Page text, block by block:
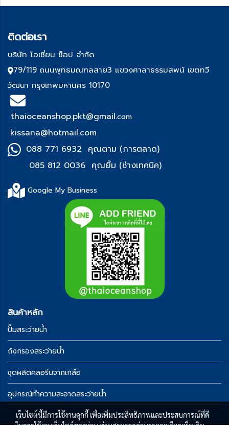
ติดต่อเรา
บริษัท โอเชี่ยน ช็อป จำกัด
79/119 ถนนพุทธมณฑลสาย3 แขวงศาลาธรรมสพน์ เขตทวี
วัฒนา กรุงเทพมหานคร 10170
thaioceanshop.pkt@gmail.com
kissana@hotmail.com
088 771 6932 คุณตาม (การตลาด)
085 812 0036 คุณยิ้ม (ช่างเทคนิค)
Google My Business
สินค้าหลัก
ปั๊มสระว่ายน้ำ
ถังกรองสระว่ายน้ำ
ชุดผลิตคลอรีนจากเกลือ
อุปกรณ์ทำความสะอาดสระว่ายน้ำ
เว็บไซต์นี้มีการใช้งานคุกกี้ เพื่อเพิ่มประสิทธิภาพและประสบการณ์ที่ดี